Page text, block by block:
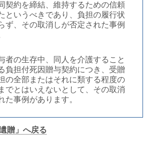
契約を締結、維持するための信頼
というべきであり、負担の履行状
ず、その取消しが否定された事例
者の生存中、同人を介護すること
負担付死因贈与契約につき、受贈
の全部またはそれに類する程度の
でとはいえないとして、その取消
た事例があります。
贈」へ戻る